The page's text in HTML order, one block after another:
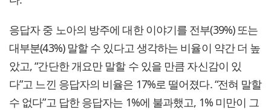
응답자 중 노아의 방주에 대한 이야기를 전부(39%) 또는
대부분(43%) 말할 수 있다고 생각하는 비율이 약간 더 높
았고, “간단한 개요만 말할 수 있을 만큼 자신감이 있
다”고 느낀 응답자의 비율은 17%로 떨어졌다. “전혀 말할
수 없다”고 답한 응답자는 1%에 불과했고, 1% 미만이 그